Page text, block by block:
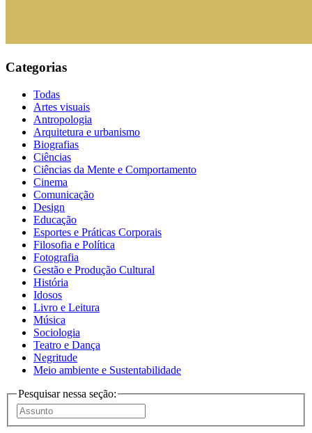
Categorias
Todas
Artes visuais
Antropologia
Arquitetura e urbanismo
Biografias
Ciências
Ciências da Mente e Comportamento
Cinema
Comunicação
Design
Educação
Esportes e Práticas Corporais
Filosofia e Política
Fotografia
Gestão e Produção Cultural
História
Idosos
Livro e Leitura
Música
Sociologia
Teatro e Dança
Negritude
Meio ambiente e Sustentabilidade
Pesquisar nessa seção: